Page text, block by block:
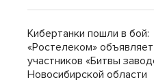
Кибертанки пошли в бой:
«Ростелеком» объявляет
участников «Битвы
Новосибирской области